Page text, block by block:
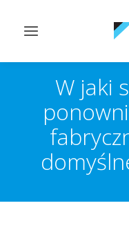
Przełącz
W jaki